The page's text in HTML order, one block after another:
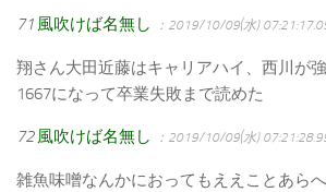
71 風吹けば名無し ：2019/10/09(水)
翔さん大田近藤はキャリアハイ、西川が
1667になって卒業失敗まで読めた
72 風吹けば名無し ：2019/10/09(水)
雑魚味噌なんかにおってもええことあら